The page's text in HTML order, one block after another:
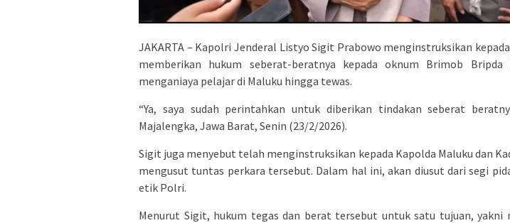
JAKARTA – Kapolri Jenderal Listyo Sigit Prabowo menginstruksikan
memberikan hukum seberat-beratnya kepada oknum Brimob Bripda
menganiaya pelajar di Maluku hingga tewas.
“Ya, saya sudah perintahkan untuk diberikan tindakan seberat
Majalengka, Jawa Barat, Senin (23/2/2026).
Sigit juga menyebut telah menginstruksikan kepada Kapolda Maluku dan
mengusut tuntas perkara tersebut. Dalam hal ini, akan diusut dari segi
etik Polri.
Menurut Sigit, hukum tegas dan berat tersebut untuk satu tujuan, yakni